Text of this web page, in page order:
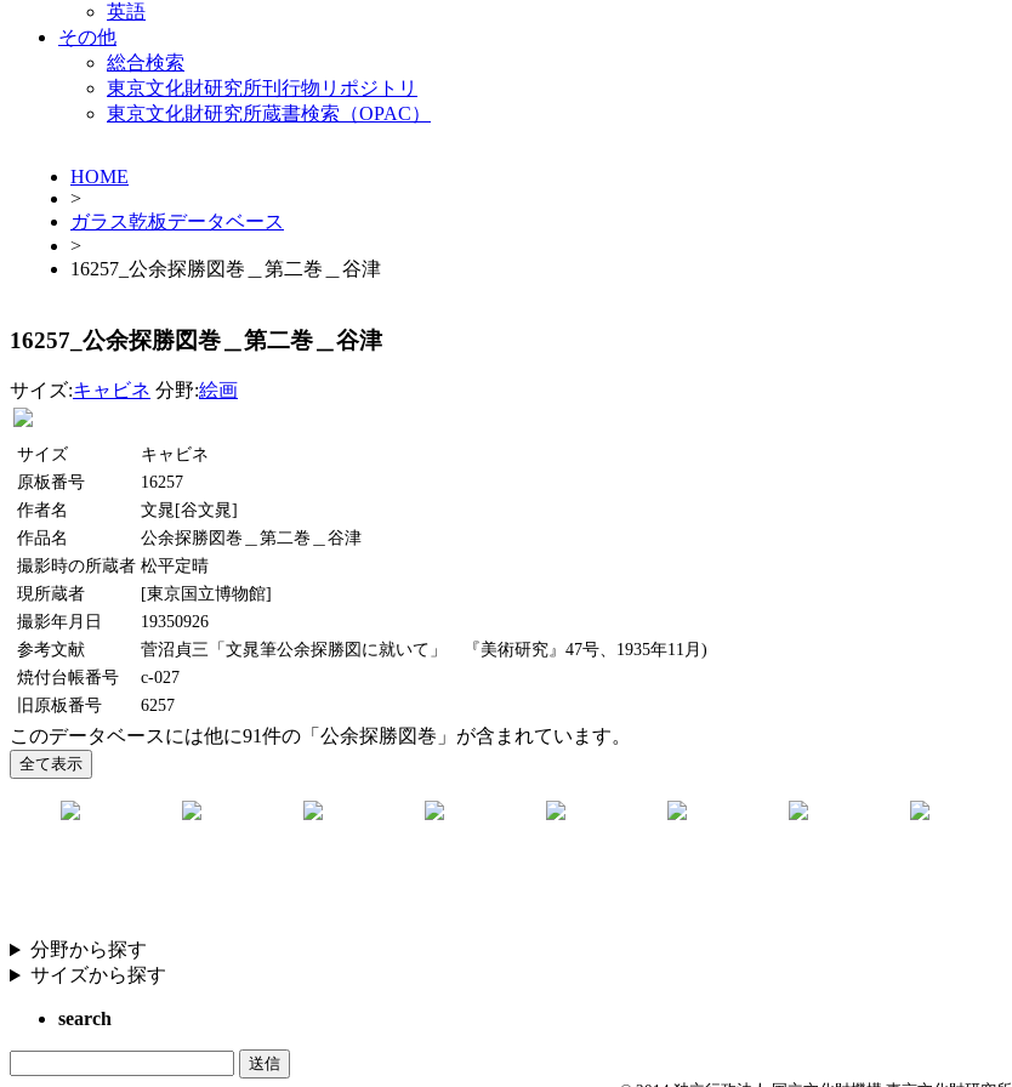
英語
その他
総合検索
東京文化財研究所刊行物リポジトリ
東京文化財研究所蔵書検索（OPAC）
HOME
>
ガラス乾板データベース
>
16257_公余探勝図巻＿第二巻＿谷津
16257_公余探勝図巻＿第二巻＿谷津
サイズ:キャビネ 分野:絵画
サイズ
キャビネ
原板番号
16257
作者名
文晁[谷文晁]
作品名
公余探勝図巻＿第二巻＿谷津
撮影時の所蔵者 松平定晴
現所蔵者
[東京国立博物館]
撮影年月日
19350926
参考文献
菅沼貞三「文晁筆公余探勝図に就いて」 『美術研究』47号、1935年11月)
焼付台帳番号
c-027
旧原板番号
6257
このデータベースには他に91件の「公余探勝図巻」が含まれています。
分野から探す
サイズから探す
search